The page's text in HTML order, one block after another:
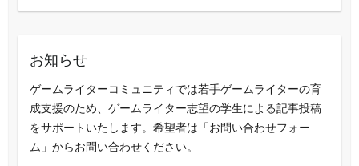
お知らせ
ゲームライターコミュニティでは若手ゲームライターの育
成支援のため、ゲームライター志望の学生による記事投稿
をサポートいたします。希望者は「お問い合わせフォー
ム」からお問い合わせください。